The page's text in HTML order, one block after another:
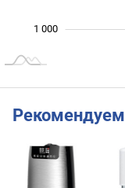
1 000
Рекомендуем